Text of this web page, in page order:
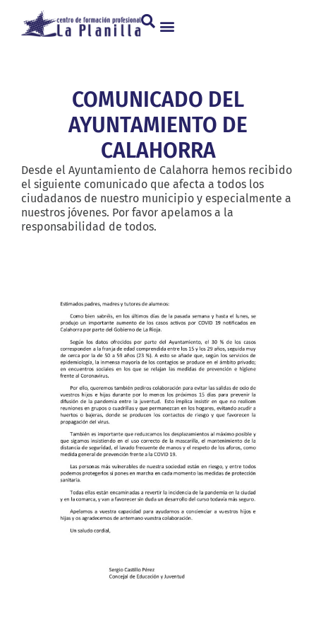
COMUNICADO DEL
AYUNTAMIENTO DE
CALAHORRA
Desde el Ayuntamiento de Calahorra hemos recibido
el siguiente comunicado que afecta a todos los
ciudadanos de nuestro municipio y especialmente a
nuestros jóvenes. Por favor apelamos a la
responsabilidad de todos.